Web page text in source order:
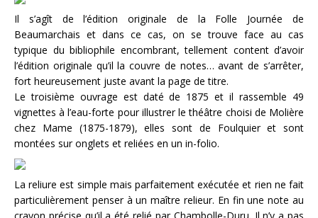
Il s’agît de l’édition originale de la Folle Journée de
Beaumarchais et dans ce cas, on se trouve face au cas
typique du bibliophile encombrant, tellement content d’avoir
l’édition originale qu’il la couvre de notes… avant de s’arrêter,
fort heureusement juste avant la page de titre.
Le troisième ouvrage est daté de 1875 et il rassemble 49
vignettes à l’eau-forte pour illustrer le théâtre choisi de Molière
chez Mame (1875-1879), elles sont de Foulquier et sont
montées sur onglets et reliées en un in-folio.
La reliure est simple mais parfaitement exécutée et rien ne fait
particulièrement penser à un maître relieur. En fin une note au